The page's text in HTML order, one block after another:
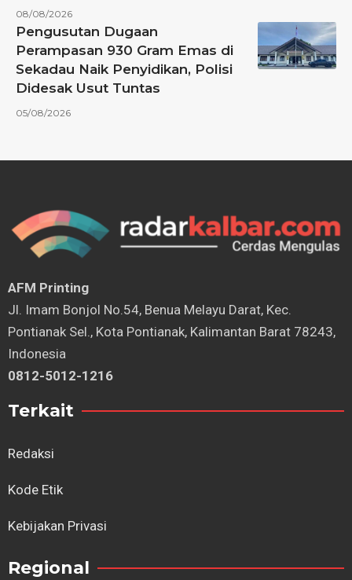
08/08/2026
Pengusutan Dugaan
Perampasan 930 Gram Emas di
Sekadau Naik Penyidikan, Polisi
Didesak Usut Tuntas
05/08/2026
AFM Printing
⁠Jl. Imam Bonjol No.54, Benua Melayu Darat, Kec.
Pontianak Sel., Kota Pontianak, Kalimantan Barat 78243,
Indonesia
0812-5012-1216
Terkait
Redaksi
Kode Etik
Kebijakan Privasi
Regional